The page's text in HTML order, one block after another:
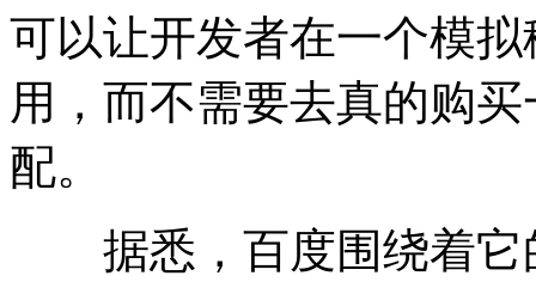
可以让开发者在一个模
用，而不需要去真的购
配。
据悉，百度围绕着它